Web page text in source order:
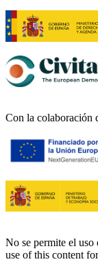
Con la colaboración
No se permite el
use of this content